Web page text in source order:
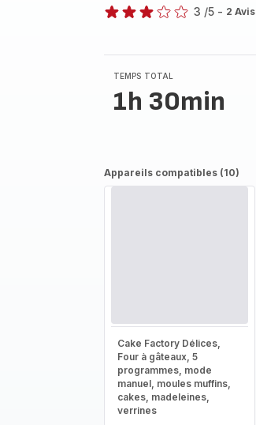
étoiles
(moyenne)
3 /5 - 2 Avis
TEMPS TOTAL
1h 30min
Appareils compatibles (10)
Cake Factory Délices,
Four à gâteaux, 5
programmes, mode
manuel, moules muffins,
cakes, madeleines,
verrines